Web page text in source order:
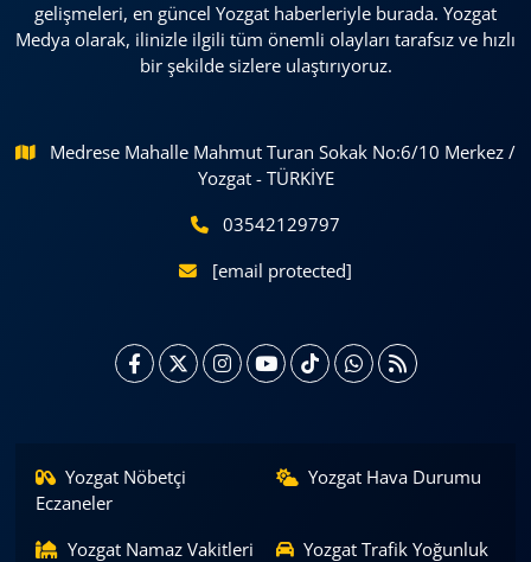
gelişmeleri, en güncel Yozgat haberleriyle burada. Yozgat
Medya olarak, ilinizle ilgili tüm önemli olayları tarafsız ve hızlı
bir şekilde sizlere ulaştırıyoruz.
Medrese Mahalle Mahmut Turan Sokak No:6/10 Merkez /
Yozgat - TÜRKİYE
03542129797
[email protected]
Yozgat Nöbetçi
Eczaneler
Yozgat Hava Durumu
Yozgat Namaz Vakitleri
Yozgat Trafik Yoğunluk